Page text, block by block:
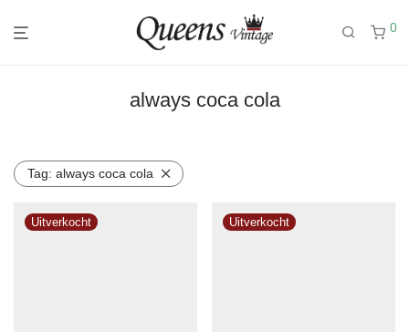
0
always coca cola
Tag: always coca cola